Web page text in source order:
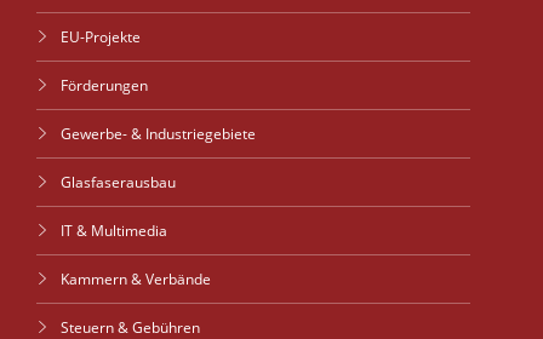
EU-Projekte
Förderungen
Gewerbe- & Industriegebiete
Glasfaserausbau
IT & Multimedia
Kammern & Verbände
Steuern & Gebühren